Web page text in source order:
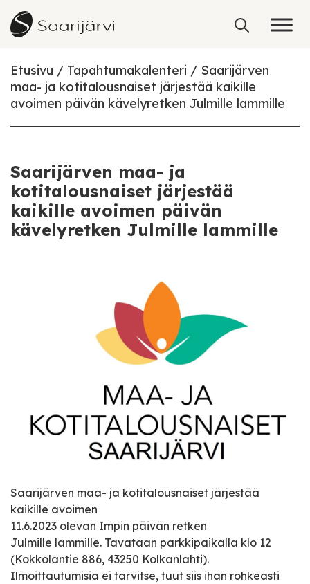
Skip to content
Etusivu Tapahtumakalenteri
Saarijärven
maa- ja kotitalousnaiset järjestää kaikille
avoimen päivän kävelyretken Julmille lammille
Saarijärven maa- ja
kotitalousnaiset järjestää
kaikille avoimen päivän
kävelyretken Julmille lammille
Saarijärven maa- ja kotitalousnaiset järjestää
kaikille avoimen
11.6.2023 olevan Impin päivän retken
Julmille lammille. Tavataan parkkipaikalla klo 12
(Kokkolantie 886, 43250 Kolkanlahti).
Ilmoittautumisia ei tarvitse, tuut siis ihan rohkeasti